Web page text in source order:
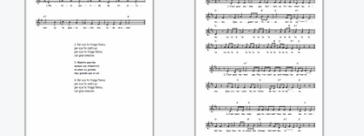
A mi Mamá
C'est pour maman
(Louis Guillaume)